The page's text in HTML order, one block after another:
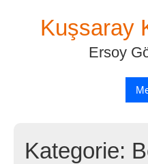
Kuşsaray
Ersoy
Kategorie: